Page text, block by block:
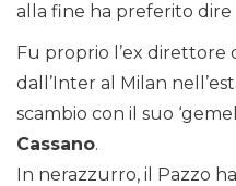
alla fine ha preferito dire
Fu proprio l’ex
dall’Inter al Milan
scambio con il suo
Cassano.
In nerazzurro, il Pazzo